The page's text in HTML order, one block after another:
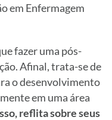
em Enfermagem
fazer uma pós-
Afinal, trata-se de
o desenvolvimento
em uma área
reflita sobre seus